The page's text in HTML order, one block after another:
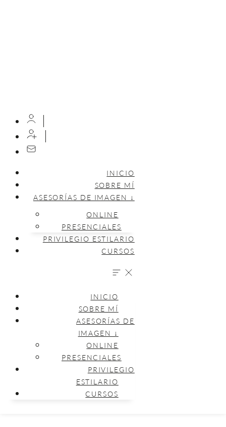
INICIO
SOBRE MÍ
ASESORÍAS DE IMAGEN ↓
ONLINE
PRESENCIALES
PRIVILEGIO ESTILARIO
CURSOS
INICIO
SOBRE MÍ
ASESORÍAS DE
IMAGEN ↓
ONLINE
PRESENCIALES
PRIVILEGIO
ESTILARIO
CURSOS